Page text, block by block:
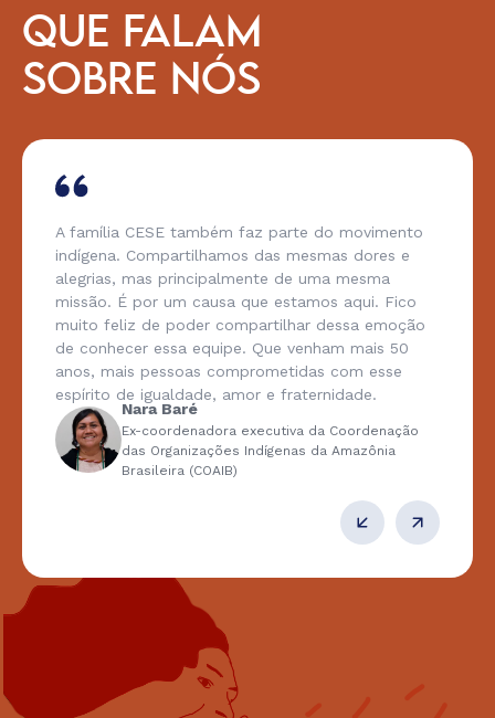
QUE FALAM
SOBRE NÓS
A família CESE também faz parte do movimento
indígena. Compartilhamos das mesmas dores e
alegrias, mas principalmente de uma mesma
missão. É por um causa que estamos aqui. Fico
muito feliz de poder compartilhar dessa emoção
de conhecer essa equipe. Que venham mais 50
anos, mais pessoas comprometidas com esse
espírito de igualdade, amor e fraternidade.
Nara Baré
Ex-coordenadora executiva da Coordenação
das Organizações Indígenas da Amazônia
Brasileira (COAIB)